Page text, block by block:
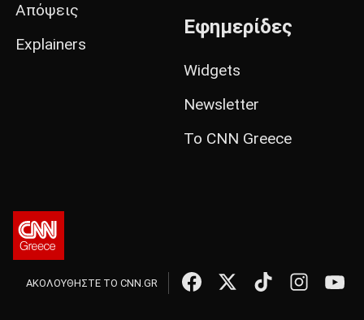
Απόψεις
Explainers
Εφημερίδες
Widgets
Newsletter
Το CNN Greece
ΑΚΟΛΟΥΘΗΣΤΕ ΤΟ CNN.GR